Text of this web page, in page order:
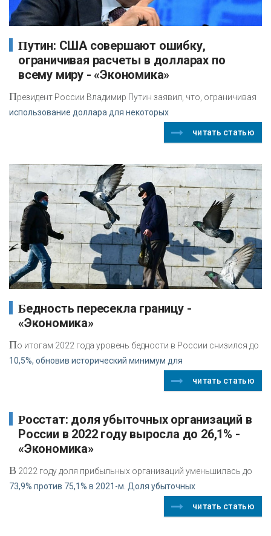
Путин: США совершают ошибку,
ограничивая расчеты в долларах по
всему миру - «Экономика»
Президент России Владимир Путин заявил, что, ограничивая
использование доллара для некоторых
читать статью
Бедность пересекла границу -
«Экономика»
По итогам 2022 года уровень бедности в России снизился до
10,5%, обновив исторический минимум для
читать статью
Росстат: доля убыточных организаций в
России в 2022 году выросла до 26,1% -
«Экономика»
В 2022 году доля прибыльных организаций уменьшилась до
73,9% против 75,1% в 2021-м. Доля убыточных
читать статью